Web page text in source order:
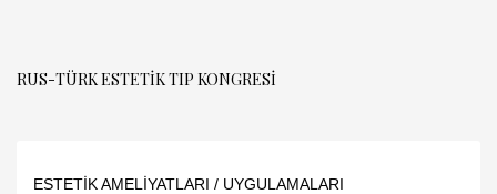
RUS-TÜRK ESTETIK TIP KONGRESI
ESTETIK AMELIYATLARI / UYGULAMALARI